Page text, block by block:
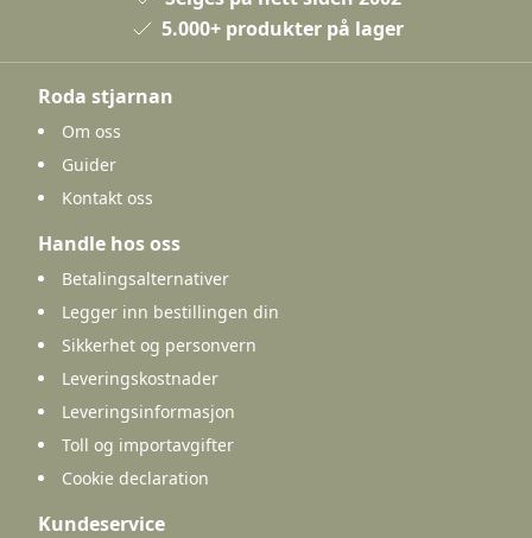
5.000+ produkter på lager
Roda stjarnan
Om oss
Guider
Kontakt oss
Handle hos oss
Betalingsalternativer
Legger inn bestillingen din
Sikkerhet og personvern
Leveringskostnader
Leveringsinformasjon
Toll og importavgifter
Cookie declaration
Kundeservice